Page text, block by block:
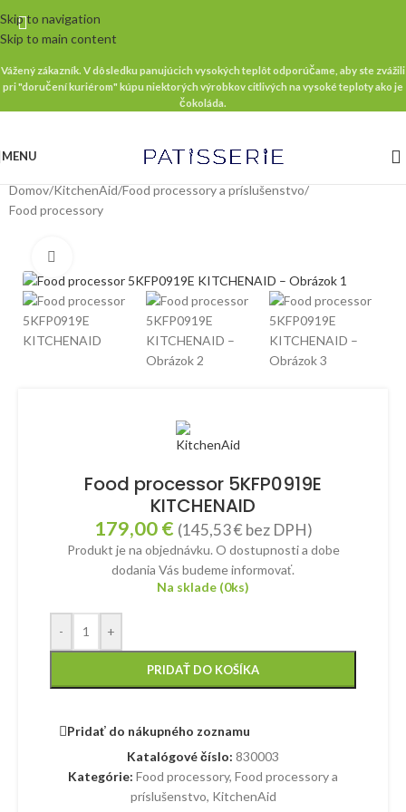
Skip to navigation
Skip to main content
Vážený zákazník. V dôsledku panujúcich vysokých teplôt odporúčame, aby ste zvážili
pri "doručení kuriérom" kúpu niektorých výrobkov citlivých na vysoké teploty ako je
čokoláda.
MENU
Domov/KitchenAid/Food processory a príslušenstvo/
Food processory
Food processor 5KFP0919E
KITCHENAID
179,00€ (145,53€ bez DPH)
Produkt je na objednávku. O dostupnosti a dobe
dodania Vás budeme informovať.
Na sklade (0ks)
- +
PRIDAŤ DO KOŠÍKA
Pridať do nákupného zoznamu
Katalógové číslo: 830003
Kategórie: Food processory, Food processory a
príslušenstvo, KitchenAid